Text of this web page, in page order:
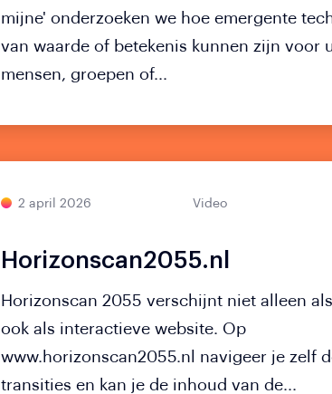
mijne' onderzoeken we hoe emergente
van waarde of betekenis kunnen zijn voor
mensen, groepen of...
2 april 2026 Video
Horizonscan2055.nl
Horizonscan 2055 verschijnt niet alleen
ook als interactieve website. Op
www.horizonscan2055.nl navigeer je zelf
transities en kan je de inhoud van de...